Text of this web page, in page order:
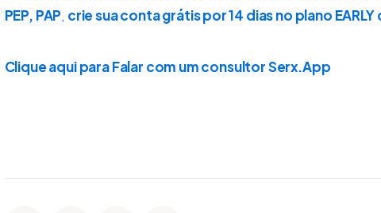
PEP, PAP, crie sua conta grátis por 14 dias no plano
Clique aqui para Falar com um consultor Serx.App